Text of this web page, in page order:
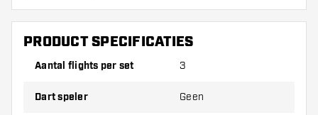
dikte van de flights om erachter te komen
welke variant het beste bij je past!
PRODUCT SPECIFICATIES
Aantal flights per set 3
Dart speler Geen